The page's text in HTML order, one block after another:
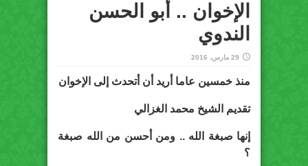
الإخوان .. أبو الحسن
الندوي
29 مارس، 2016
منذ خمسين عاما أريد أن أتحدث إلى الإخوان
تقديم الشيخ محمد الغزالي
إنها صبغة الله .. ومن أحسن من الله صبغة
؟